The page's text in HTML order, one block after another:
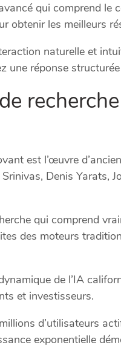
qui comprend le
obtenir les meilleurs
naturelle et
une réponse
recherche
est l’œuvre
Denis Yarats,
qui comprend
des moteurs
de l’IA
et investisseurs.
d’utilisateurs
exponentielle